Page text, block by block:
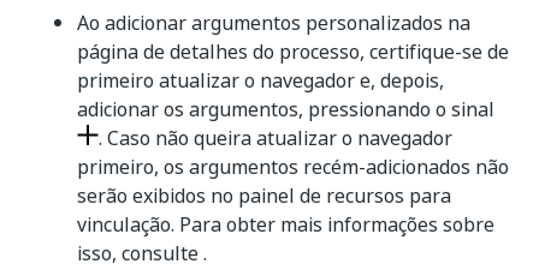
Ao adicionar argumentos personalizados na
página de detalhes do processo, certifique-se de
primeiro atualizar o navegador e, depois,
adicionar os argumentos, pressionando o sinal
. Caso não queira atualizar o navegador
primeiro, os argumentos recém-adicionados não
serão exibidos no painel de recursos para
vinculação. Para obter mais informações sobre
isso, consulte .